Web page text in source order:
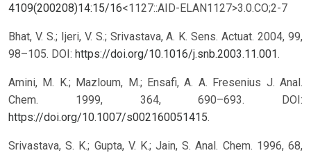
4109(200208)14:15/16<1127::AID-ELAN1127>3.0.CO;2-7
Bhat, V. S.; Ijeri, V. S.; Srivastava, A. K. Sens. Actuat. 2004, 99,
98–105. DOI: https://doi.org/10.1016/j.snb.2003.11.001.
Amini, M. K.; Mazloum, M.; Ensafi, A. A. Fresenius J. Anal.
Chem. 1999, 364, 690–693. DOI:
https://doi.org/10.1007/s002160051415.
Srivastava, S. K.; Gupta, V. K.; Jain, S. Anal. Chem. 1996, 68,